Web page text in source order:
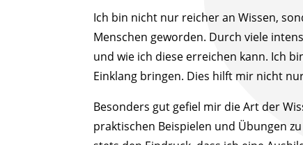
Ich bin nicht nur reicher an Wissen,
Menschen geworden. Durch viele
und wie ich diese erreichen kann. Ich
Einklang bringen. Dies hilft mir nicht
Besonders gut gefiel mir die Art der
praktischen Beispielen und Übungen